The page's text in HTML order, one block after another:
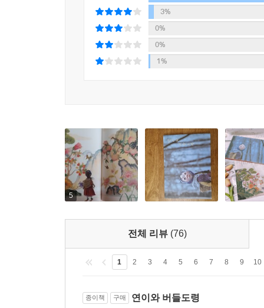
3%
0%
0%
1%
5
전체 리뷰 (76)
1 2 3 4 5 6 7 8 9 10
종이책 구매 연이와 버들도령